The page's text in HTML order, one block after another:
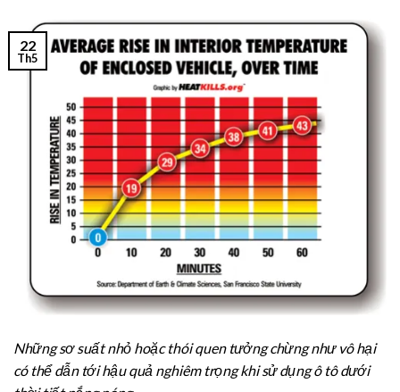
22
Th5
Những sơ suất nhỏ hoặc thói quen tưởng chừng như vô hại
có thể dẫn tới hậu quả nghiêm trọng khi sử dụng ô tô dưới